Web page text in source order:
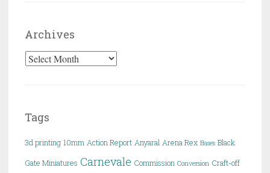
Archives
Archives
Tags
3d printing 10mm Action Report Anyaral Arena Rex Bases Black
Gate Miniatures Carnevale Commission Conversion Craft-off